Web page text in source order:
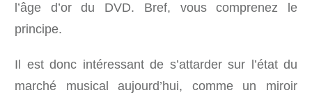
l’âge d’or du DVD. Bref, vous comprenez le
principe.
Il est donc intéressant de s’attarder sur l’état du
marché musical aujourd’hui, comme un miroir